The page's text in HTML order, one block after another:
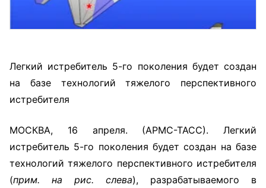
Легкий истребитель 5-го поколения будет создан
на базе технологий тяжелого перспективного
истребителя
МОСКВА, 16 апреля. (АРМС-ТАСС). Легкий
истребитель 5-го поколения будет создан на базе
технологий тяжелого перспективного истребителя
(прим. на рис. слева), разрабатываемого в